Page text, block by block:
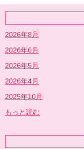
2026年8月
2026年6月
2026年5月
2026年4月
2025年10月
もっと読む